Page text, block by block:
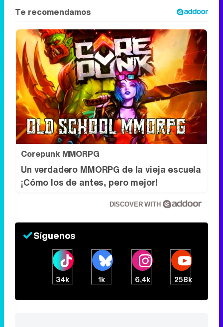
Corepunk MMORPG
Un verdadero MMORPG de la vieja escuela
¡Cómo los de antes, pero mejor!
DISCOVER WITH
Síguenos
34k 1k 6,4k 258k